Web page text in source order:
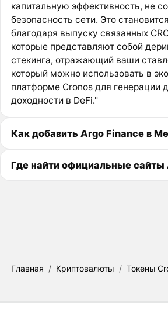
капитальную эффективность, не
безопасность сети. Это
благодаря выпуску связанных
которые представляют собой
стекинга, отражающий ваши
который можно использовать в
платформе Cronos для генерации
доходности в DeFi."
Как добавить Argo Finance в
Где найти официальные сайты
Главная / Криптовалюты / Токены